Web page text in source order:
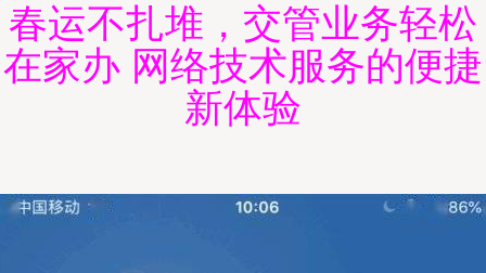
春运不扎堆，交管业务轻松
在家办 网络技术服务的便捷
新体验